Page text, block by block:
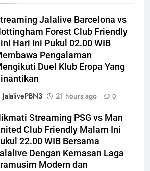
Jalalive Barcelona vs
Forest Club Friendly
Hari Ini Pukul 02.00 WIB
Pengalaman
Duel Klub Eropa Yang
JalalivePBN3
21 hours ago 0
Streaming PSG vs Man
Club Friendly Malam Ini
22.00 WIB Bersama
Dengan Kemasan Laga
Modern dan